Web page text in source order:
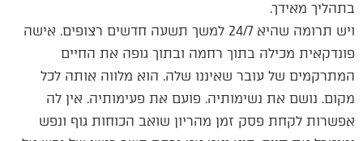
בתהליך מאידך.
ויש תרומה שהיא 24/7 למשך תשעה חדשים רצופים. אישה
פונדקאית מכילה בתוך רחמה ובתוך גופה את החיים
המתרקמים של עובר שאיננו שלה. הוא מלווה אותה לכל
מקום. נושם את נשימותיה. פועם את פעימותיה. אין לה
אפשרות לקחת פסק זמן מהריון שואב הכוחות גוף ונפש